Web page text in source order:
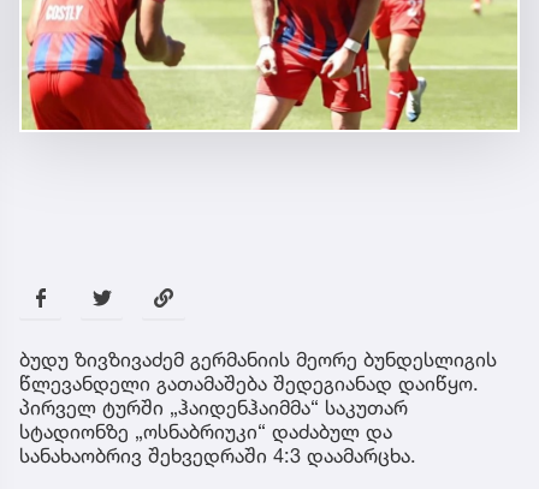
ბუდუ ზივზივაძემ გერმანიის მეორე ბუნდესლიგის
წლევანდელი გათამაშება შედეგიანად დაიწყო.
პირველ ტურში „ჰაიდენჰაიმმა“ საკუთარ
სტადიონზე „ოსნაბრიუკი“ დაძაბულ და
სანახაობრივ შეხვედრაში 4:3 დაამარცხა.